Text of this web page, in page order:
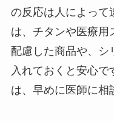
の反応は人によって
は、チタンや医療用
配慮した商品や、シ
入れておくと安心で
は、早めに医師に相